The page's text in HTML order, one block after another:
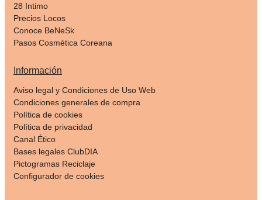
28 Intimo
Precios Locos
Conoce BeNeSk
Pasos Cosmética Coreana
Información
Aviso legal y Condiciones de Uso Web
Condiciones generales de compra
Política de cookies
Política de privacidad
Canal Ético
Bases legales ClubDIA
Pictogramas Reciclaje
Configurador de cookies